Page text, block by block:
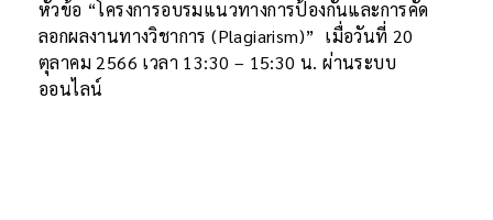
หัวข้อ “โครงการอบรมแนวทางการป้องกันและการคัด
ลอกผลงานทางวิชาการ (Plagiarism)” เมื่อวันที่ 20
ตุลาคม 2566 เวลา 13:30 – 15:30 น. ผ่านระบบ
ออนไลน์